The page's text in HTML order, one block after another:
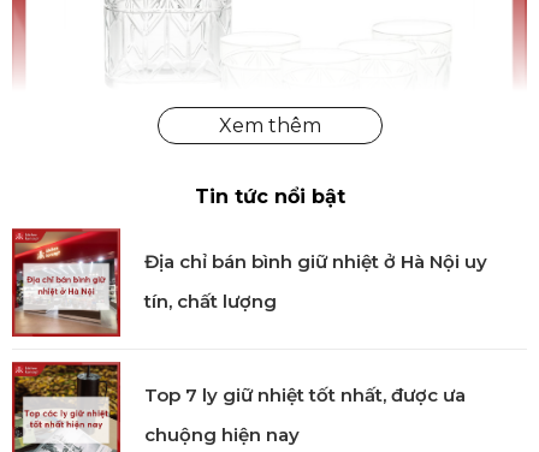
Bộ Decanter và 4 Ly Old Fashion Avenue
Công dụng nổi bật
whisky với hình dáng chuẩn mực và độ dày thành ly
phù hợp. Decanter hỗ trợ rượu “thở” tốt hơn, mở ra
nhiều tầng hương vị, trong khi 4 ly Old Fashion đi
Tin tức nổi bật
Địa chỉ bán bình giữ nhiệt ở Hà Nội uy
tín, chất lượng
Top 7 ly giữ nhiệt tốt nhất, được ưa
chuộng hiện nay